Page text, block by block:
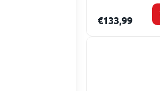
€133,99